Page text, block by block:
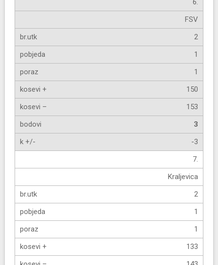
6.
FSV
2
1
1
150
153
3
-3
7.
Kraljevica
2
1
1
133